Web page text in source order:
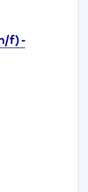
f) -
trombone (h/f) -